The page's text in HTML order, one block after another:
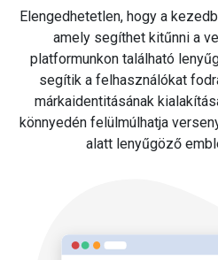
Elengedhetetlen, hogy a
amely segíthet kitűnni a
platformunkon található
segítik a felhasználókat
márkaidentitásának
könnyedén felülmúlhatja
alatt lenyűgöző